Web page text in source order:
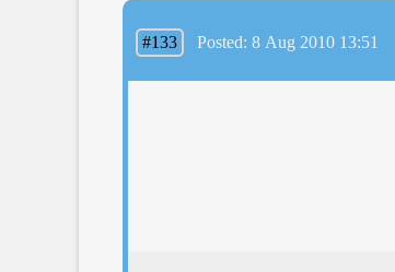
#133 Posted: 8 Aug 2010 13:51